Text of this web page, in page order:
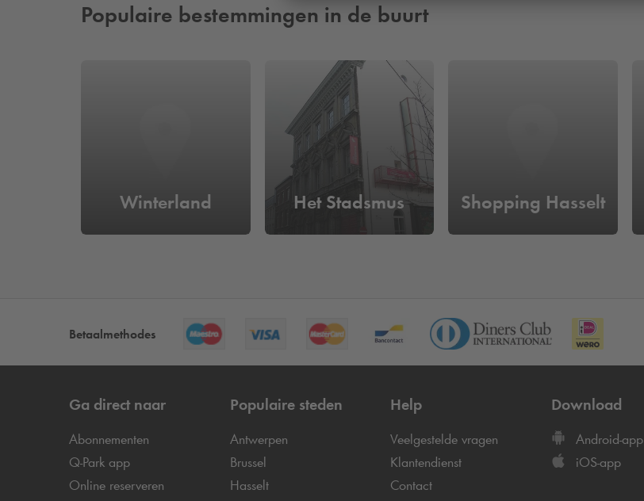
Populaire bestemmingen in de buurt
Winterland Het Stadsmus Shopping Hasselt
Betaalmethodes
Ga direct naar
Abonnementen
Q-Park app
Online reserveren
Populaire steden
Antwerpen
Brussel
Hasselt
Help
Veelgestelde vragen
Klantendienst
Contact
Download
Android-app
iOS-app